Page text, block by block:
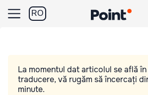
RO
La momentul dat articolul se află
traducere, vă rugăm să încercați
minute.